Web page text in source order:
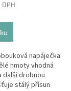
DPH
napáječka
hmoty vhodná
další drobnou
stálý přísun